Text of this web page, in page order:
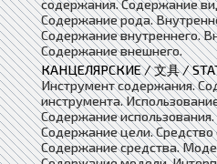
содержания. Содержание
Содержание рода.
Содержание внутреннего.
Содержание внешнего.
КАНЦЕЛЯРСКИЕ / 文具 /
Инструмент содержания.
инструмента.
Содержание
Содержание цели.
Содержание средства.